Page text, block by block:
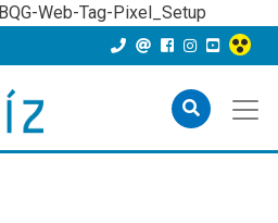
Web-Tag-Pixel_Setup